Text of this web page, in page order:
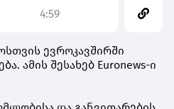
4:59
ევროკავშირში
ამის შესახებ Euronews-ი